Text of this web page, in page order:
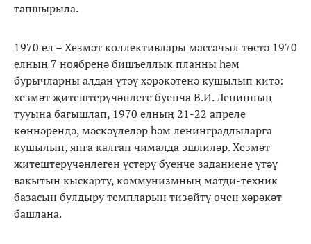
тапшырыла.
1970 ел – Хезмәт коллективлары массачыл төстә 1970
елның 7 ноябренә бишъеллык планны һәм
бурычларны алдан үтәү хәрәкәтенә кушылып китә:
хезмәт җитештерүчәнлеге буенча В.И. Ленинның
тууына багышлап, 1970 елның 21-22 апреле
көннәрендә, мәскәүлеләр һәм ленинградлыларга
кушылып, янга калган чималда эшлиләр. Хезмәт
җитештерүчәнлеген үстерү буенче заданиене үтәү
вакытын кыскарту, коммунизмның матди-техник
базасын булдыру темпларын тизәйтү өчен хәрәкәт
башлана.